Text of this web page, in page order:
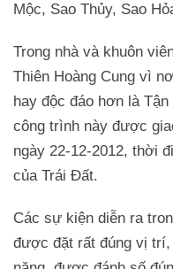
Mộc, Sao Thủy, Sao
Trong nhà và khuôn
Thiên Hoàng Cung vì
hay độc đáo hơn là
công trình này được
ngày 22-12-2012, thời
của Trái Đất.
Các sự kiện diễn ra
được đặt rất đúng vị